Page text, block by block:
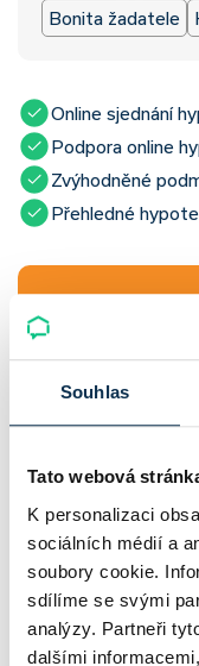
Souhlas
Tato webová
K personalizaci
sociálních médií a
soubory cookie.
sdílíme se svými
analýzy. Partneři
dalšími
Bonita žadatele
Online sjednání
Podpora online
Zvýhodněné
Přehledné
Napsali o
★ ★ ★ ★ ★